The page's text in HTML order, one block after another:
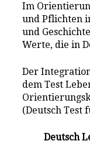
Im
und Pflichten
und
Werte, die in
Der
dem Test
(Deutsch Test
Deutsch